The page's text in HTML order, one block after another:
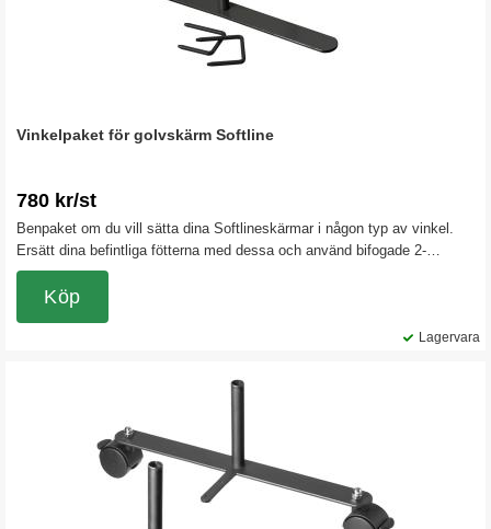
Vinkelpaket för golvskärm Softline
780 kr/st
Benpaket om du vill sätta dina Softlineskärmar i någon typ av vinkel.
Ersätt dina befintliga fötterna med dessa och använd bifogade 2-
vägskopplingen så får du en tät och väl absorberande skärmvägg i
vinkel. Paketet består av 1 T-fot, 1 stödben för skärmar som står i
vinkel, samt 2-vägskoppling. Höjer golvskärmen med 50 mm. Färg svart
Lagervara
Köp